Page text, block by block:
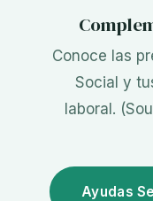
Conoce las
Social y
laboral.
Ayudas